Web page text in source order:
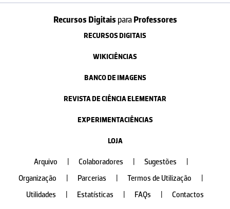
Recursos Digitais paraProfessores
RECURSOS DIGITAIS
WIKICIÊNCIAS
BANCO DE IMAGENS
REVISTA DE CIÊNCIA ELEMENTAR
EXPERIMENTACIÊNCIAS
LOJA
Arquivo Colaboradores Sugestões
Organização
Parcerias Termos de Utilização
Utilidades
Estatísticas FAQs Contactos